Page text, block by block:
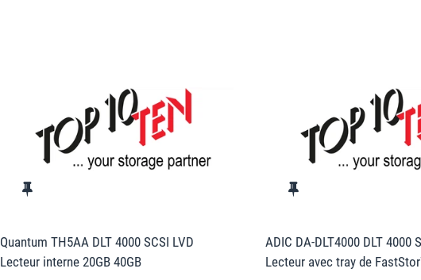
Quantum TH5AA DLT 4000 SCSI LVD
Lecteur interne 20GB 40GB
ADIC DA-DLT4000 DLT 4000
Lecteur avec tray de